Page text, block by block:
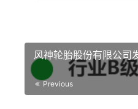
风神轮胎股份有限公司
Previous